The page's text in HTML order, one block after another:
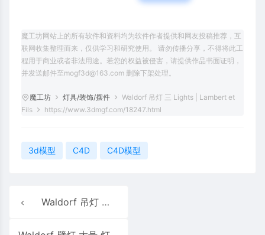
魔工坊网站上的所有软件和资料均为软件作者提供和网友投稿推荐，互
联网收集整理而来，仅供学习和研究使用。 请勿传播分享，不得将此工
程用于商业或者非法用途。若您的权益被侵害，请提供作品书面证明，
并发送邮件至mogf3d@163.com 删除下架处理。
魔工坊 灯具/装饰/摆件
Waldorf 吊灯 三 Lights | Lambert et
Fils
https://www.3dmgf.com/18247.html
3d模型 C4D C4D模型
Waldorf 吊灯 双 Lights | Lambert&fils